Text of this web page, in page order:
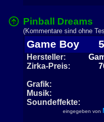
Pinball Dreams
(Kommentare sind ohne
Game Boy
Hersteller:
Zirka-Preis:
Grafik:
Musik:
Soundeffekte:
eingegeben von